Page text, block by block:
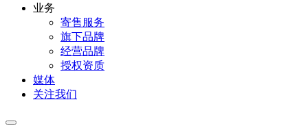
业务
寄售服务
旗下品牌
经营品牌
授权资质
媒体
关注我们